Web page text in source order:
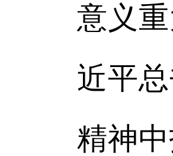
意义
近平
精神